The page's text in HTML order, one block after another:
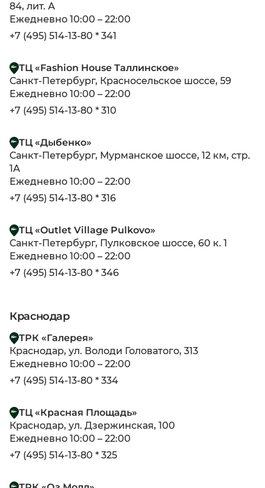
84, лит. А
Ежедневно 10:00 – 22:00
+7 (495) 514-13-80 * 341
ТЦ «Fashion House Таллинское»
Санкт-Петербург, Красносельское шоссе, 59
Ежедневно 10:00 – 22:00
+7 (495) 514-13-80 * 310
ТЦ «Дыбенко»
Санкт-Петербург, Мурманское шоссе, 12 км, стр.
1А
Ежедневно 10:00 – 22:00
+7 (495) 514-13-80 * 316
ТЦ «Outlet Village Pulkovo»
Санкт-Петербург, Пулковское шоссе, 60 к. 1
Ежедневно 10:00 – 22:00
+7 (495) 514-13-80 * 346
Краснодар
ТРК «Галерея»
Краснодар, ул. Володи Головатого, 313
Ежедневно 10:00 – 22:00
+7 (495) 514-13-80 * 334
ТЦ «Красная Площадь»
Краснодар, ул. Дзержинская, 100
Ежедневно 10:00 – 22:00
+7 (495) 514-13-80 * 325